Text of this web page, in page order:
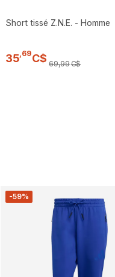
Short tissé Z.N.E. - Homme
35,69C$ 69,99C$
-59%